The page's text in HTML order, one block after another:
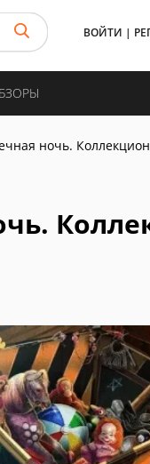
ВОЙТИ |
ночь.